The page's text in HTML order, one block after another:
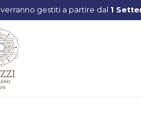
verranno gestiti a partire dal 1